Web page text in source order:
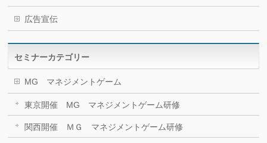
広告宣伝
セミナーカテゴリー
MG マネジメントゲーム
東京開催 MG マネジメントゲーム研修
関西開催 ＭＧ マネジメントゲーム研修